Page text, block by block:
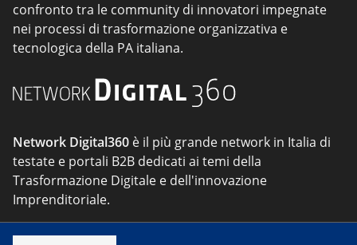
confronto tra le community di innovatori impegnate
nei processi di trasformazione organizzativa e
tecnologica della PA italiana.
Network Digital360 è il più grande network in Italia di
testate e portali B2B dedicati ai temi della
Trasformazione Digitale e dell'innovazione
Imprenditoriale.